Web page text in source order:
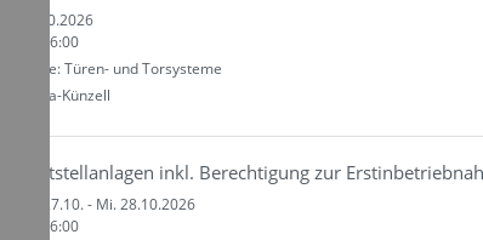
Do. 15.10.2026
09:00 - 16:00
Kategorie: Türen- und Torsysteme
Ort: Fulda-Künzell
Feststellanlagen inkl. Berechtigung zur
Von Di. 27.10. - Mi. 28.10.2026
09:00 - 16:00